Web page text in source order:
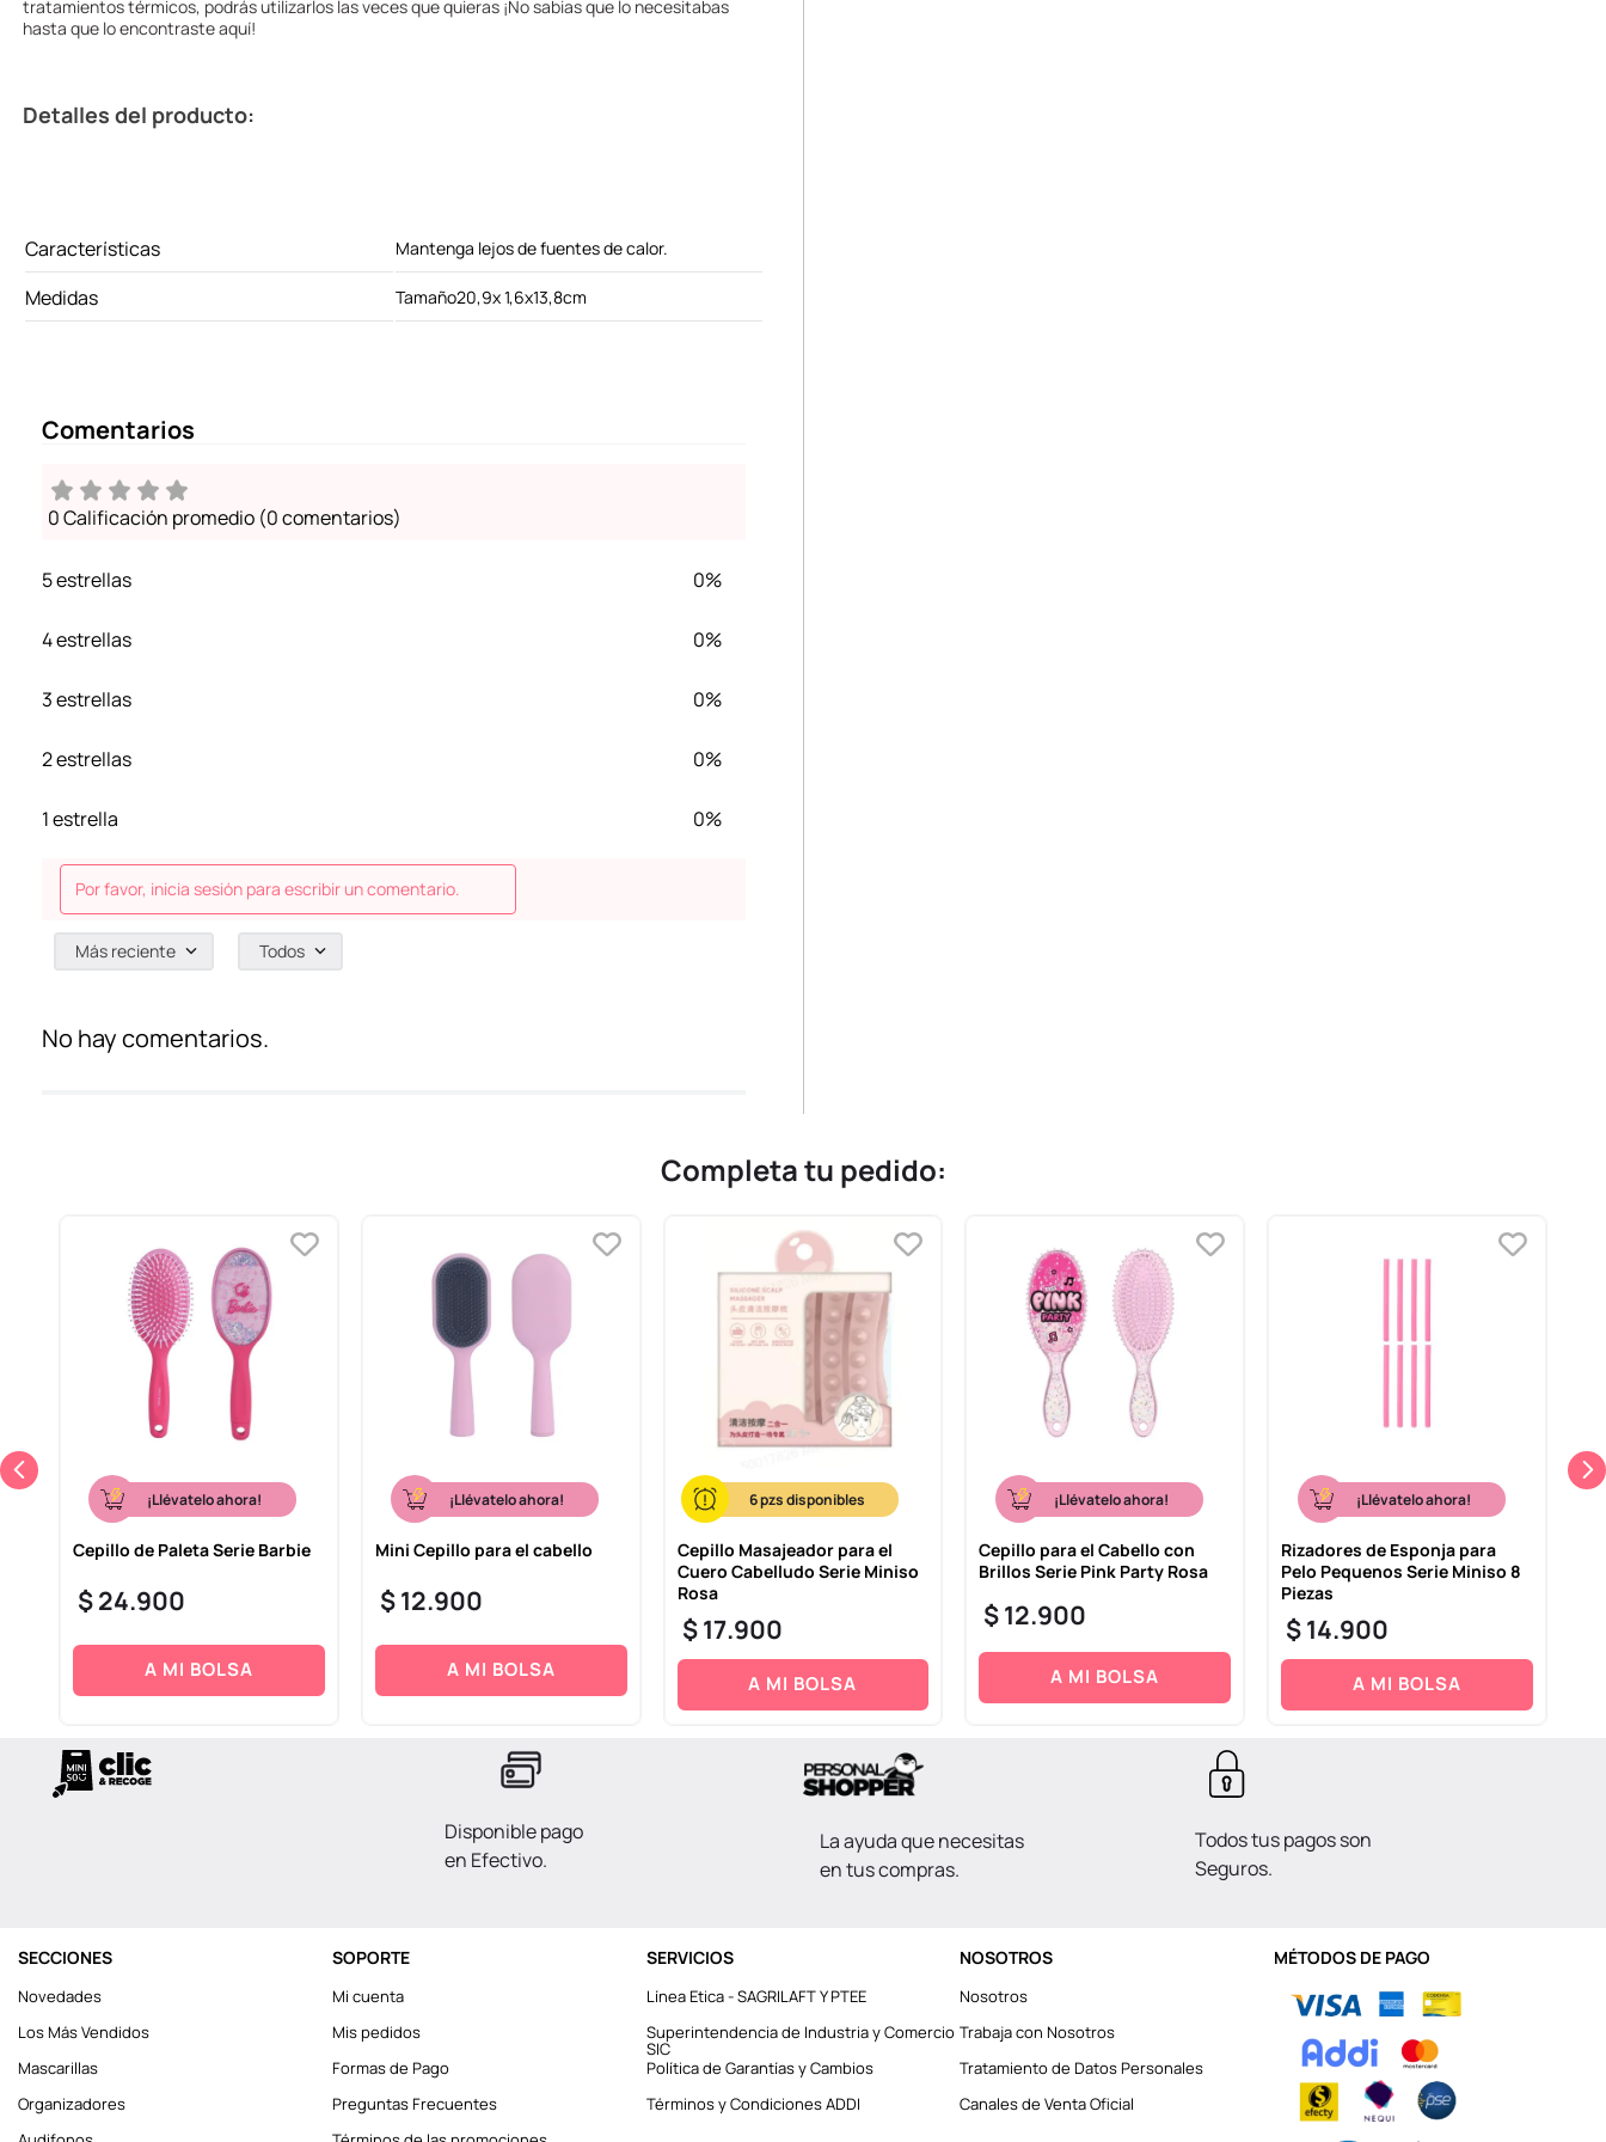
tratamientos térmicos, podrás utilizarlos las veces que quieras ¡No sabias que lo necesitabas
hasta que lo encontraste aquí!
Detalles del producto:
Características Mantenga lejos de fuentes de calor.
Medidas Tamaño20,9x 1,6x13,8cm
Comentarios
0 Calificación promedio (0 comentarios)
5 estrellas 0%
4 estrellas 0%
3 estrellas 0%
2 estrellas 0%
1 estrella 0%
Por favor, inicia sesión para escribir un comentario.
Más reciente Todos
No hay comentarios.
Completa tu pedido:
¡Llévatelo ahora!
Cepillo de Paleta Serie Barbie
$24.900
A MI BOLSA
¡Llévatelo ahora!
Mini Cepillo para el cabello
$12.900
A MI BOLSA
6
Cepillo Masajeador para el
Cuero Cabelludo Serie Miniso
Rosa
$17.900
A MI BOLSA
¡Llévatelo ahora!
Cepillo para el Cabello con
Brillos Serie Pink Party Rosa
$12.900
A MI BOLSA
¡Llévatelo ahora!
Rizadores de Esponja para
Pelo Pequenos Serie Miniso 8
Piezas
$14.900
A MI BOLSA
Disponible pago
en Efectivo.
La ayuda que necesitas
en tus compras.
Todos tus pagos son
Seguros.
SECCIONES
Novedades
Los Más Vendidos
Mascarillas
Organizadores
SOPORTE
Mi cuenta
Mis pedidos
Formas de Pago
Preguntas Frecuentes
SERVICIOS
Línea Etica - SAGRILAFT Y PTEE
Superintendencia de Industria y Comercio
SIC
Política de Garantías y Cambios
Términos y Condiciones ADDI
NOSOTROS
Nosotros
Trabaja con Nosotros
Tratamiento de Datos Personales
Canales de Venta Oficial
MÉTODOS DE PAGO